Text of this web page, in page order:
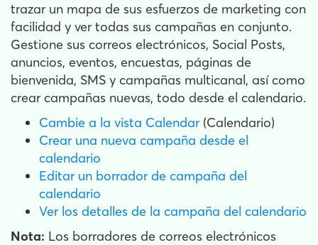
trazar un mapa de sus esfuerzos de marketing con
facilidad y ver todas sus campañas en conjunto.
Gestione sus correos electrónicos, Social Posts,
anuncios, eventos, encuestas, páginas de
bienvenida, SMS y campañas multicanal, así como
crear campañas nuevas, todo desde el calendario.
Cambie a la vista Calendar (Calendario)
Crear una nueva campaña desde el
calendario
Editar un borrador de campaña del
calendario
Ver los detalles de la campaña del calendario
Nota: Los borradores de correos electrónicos